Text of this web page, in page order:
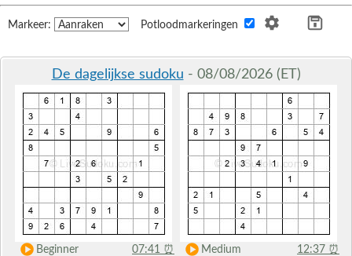
Markeer: Potloodmarkeringen
De dagelijkse sudoku - 08/08/2026 (ET)
Beginner 07:41 ⏰ Medium 12:37 ⏰